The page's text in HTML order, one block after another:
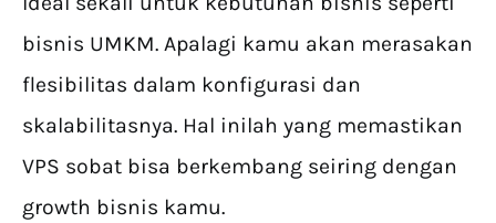
bisnis UMKM. Apalagi kamu akan merasakan
flesibilitas dalam konfigurasi dan
skalabilitasnya. Hal inilah yang memastikan
VPS sobat bisa berkembang seiring dengan
growth bisnis kamu.